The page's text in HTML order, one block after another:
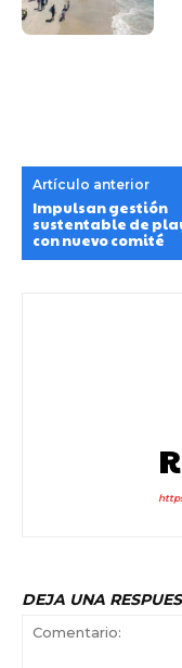
Artículo anterior
Impulsan gestión
sustentable de
con nuevo comité
DEJA UNA